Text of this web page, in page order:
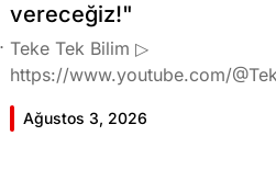
vereceğiz!"
Teke Tek Bilim ▷
https://www.youtube.com/
Giriş 01:58 Butlan kararı 05:58
meselesi? 11:32 Kılıçdaroğlu bu
Ağustos 3, 2026